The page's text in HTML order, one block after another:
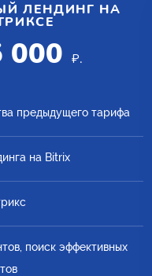
ЛЕНДИНГ НА
000 ₽.
предыдущего тарифа
на Bitrix
поиск эффективных